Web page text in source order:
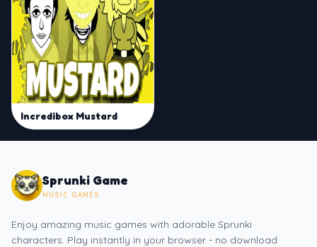
Incredibox Mustard
Sprunki Game
MUSIC GAMES
Enjoy amazing music games with adorable Sprunki
characters. Play instantly in your browser - no download